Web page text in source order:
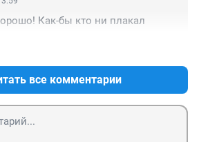
Как-бы кто ни плакал
все комментарии